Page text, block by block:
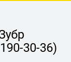
30-36)